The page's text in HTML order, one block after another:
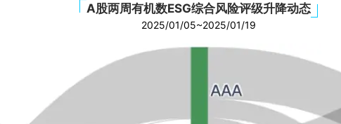
A股两周有机数ESG综合风险评级升降动态
2025/01/05~2025/01/19